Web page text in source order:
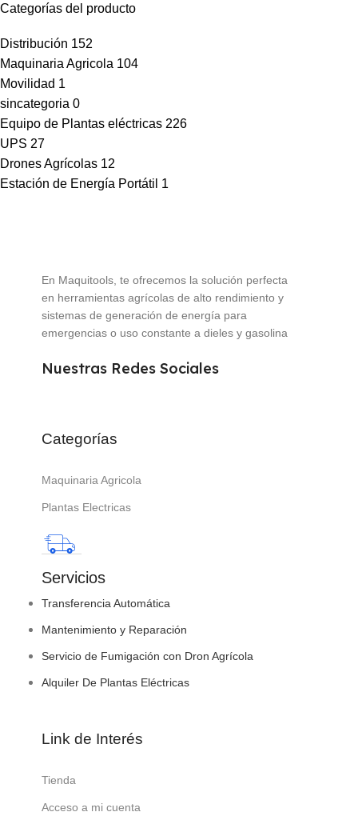
Categorías del producto
Distribución 152
Maquinaria Agricola 104
Movilidad 1
sincategoria 0
Equipo de Plantas eléctricas 226
UPS 27
Drones Agrícolas 12
Estación de Energía Portátil 1
En Maquitools, te ofrecemos la solución perfecta
en herramientas agrícolas de alto rendimiento y
sistemas de generación de energía para
emergencias o uso constante a dieles y gasolina
Nuestras Redes Sociales
Categorías
Maquinaria Agricola
Plantas Electricas
Servicios
Transferencia Automática
Mantenimiento y Reparación
Servicio de Fumigación con Dron Agrícola
Alquiler De Plantas Eléctricas
Link de Interés
Tienda
Acceso a mi cuenta